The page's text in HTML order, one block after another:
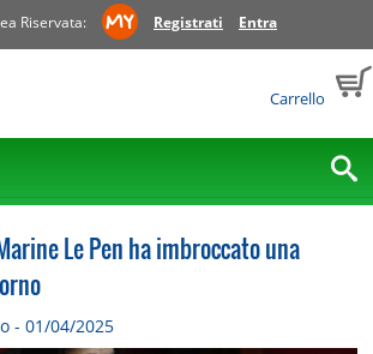
Riservata: Registrati Entra
Carrello
Le Pen ha imbroccato una
- 01/04/2025